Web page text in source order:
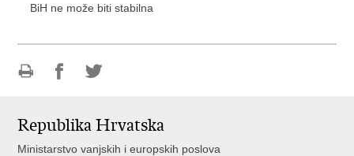
BiH ne može biti stabilna
Facebooku
Twitteru
Republika Hrvatska
Ministarstvo vanjskih i europskih poslova